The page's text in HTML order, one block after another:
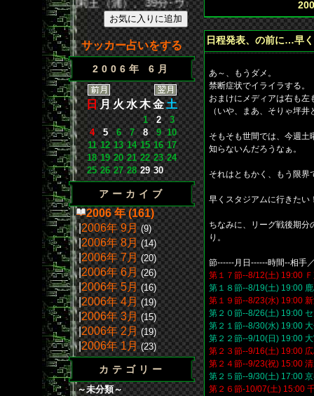
35分･闘莉王（浦）、39分･ウェズレイ（広）、86分･山
サッカー占いをする
2006年 6月
日 月火水木金土
1 2
3
4
5 6 7 8 9 10
11 12 13 14 15 16 17
18 19 20 21 22 23 24
25 26 27 28 29 30
アーカイブ
2006 年 (161)
|2006年 9月 (9)
|2006年 8月 (14)
|2006年 7月 (20)
|2006年 6月 (26)
|2006年 5月 (16)
|2006年 4月 (19)
|2006年 3月 (15)
|2006年 2月 (19)
|2006年 1月 (23)
カテゴリー
～未分類～
日程発表、の前に…早
あ～、もうダメ。
禁断症状でイライラする。
おまけにメディアは右も
（いや、まあ、そりゃ坪
そもそも世間では、今週
知らないんだろうなぁ。
それはともかく、もう限界
早くスタジアムに行きたい
ちなみに、リーグ戦後期
り。
節------月日------時間--相手
第１７節--8/12(土) 19:00
第１８節--8/19(土) 19:00
第１９節--8/23(水) 19:00
第２０節--8/26(土) 19:00
第２１節--8/30(水) 19:00
第２２節--9/10(日) 19:00
第２３節--9/16(土) 19:00
第２４節--9/23(祝) 15:00
第２５節--9/30(土) 17:00
第２６節-10/07(土) 15:00